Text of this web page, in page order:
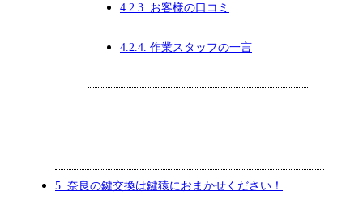
4.2.3. お客様の口コミ
4.2.4. 作業スタッフの一言
5. 奈良の鍵交換は鍵猿におまかせください！